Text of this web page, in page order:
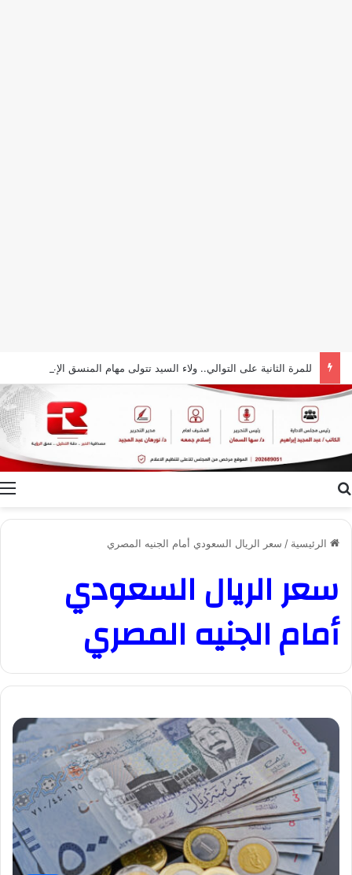
الرئيسية / سعر الريال السعودي أمام الجنيه المصري
سعر الريال السعودي
أمام الجنيه المصري